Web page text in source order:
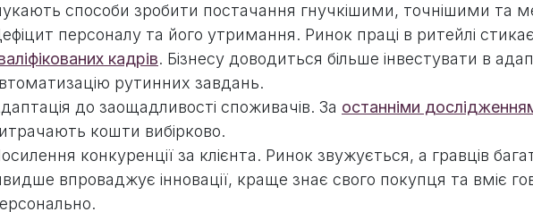
способи зробити постачання гнучкішими, точнішими та
персоналу та його утримання. Ринок праці в ритейлі
кадрів. Бізнесу доводиться більше інвестувати в
рутинних завдань.
до заощадливості споживачів. За останніми
кошти вибірково.
конкуренції за клієнта. Ринок звужується, а гравців
впроваджує інновації, краще знає свого покупця та вміє